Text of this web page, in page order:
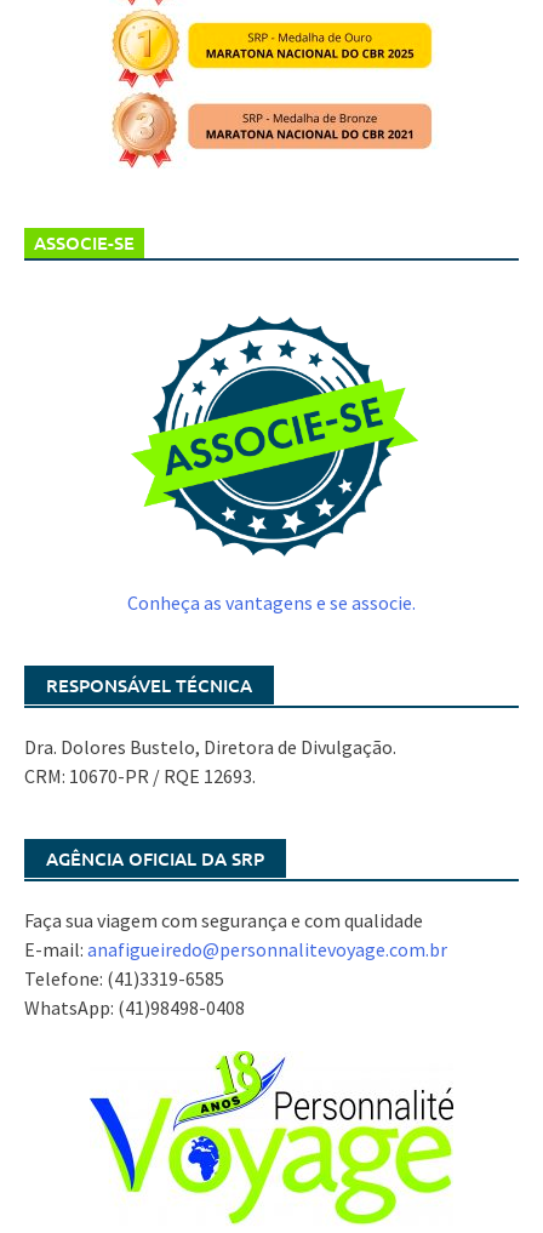
ASSOCIE-SE
Conheça as vantagens e se associe.
RESPONSÁVEL TÉCNICA
Dra. Dolores Bustelo, Diretora de Divulgação.
CRM: 10670-PR / RQE 12693.
AGÊNCIA OFICIAL DA SRP
Faça sua viagem com segurança e com qualidade
E-mail: anafigueiredo@personnalitevoyage.com.br
Telefone: (41)3319-6585
WhatsApp: (41)98498-0408